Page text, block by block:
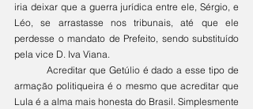
iria deixar que a guerra jurídica entre ele, Sérgio, e
Léo, se arrastasse nos tribunais, até que ele
perdesse o mandato de Prefeito, sendo substituído
pela vice D. Iva Viana.
armação politiqueira é o mesmo que acreditar que
Lula é a alma mais honesta do Brasil. Simplesmente